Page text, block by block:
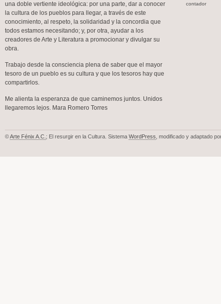
una doble vertiente ideológica: por una parte, dar a conocer
la cultura de los pueblos para llegar, a través de este
conocimiento, al respeto, la solidaridad y la concordia que
todos estamos necesitando; y, por otra, ayudar a los
creadores de Arte y Literatura a promocionar y divulgar su
obra.
Trabajo desde la consciencia plena de saber que el mayor
tesoro de un pueblo es su cultura y que los tesoros hay que
compartirlos.
Me alienta la esperanza de que caminemos juntos. Unidos
llegaremos lejos. Mara Romero Torres
contador
©Arte Fénix A.C. ; El resurgir en la Cultura. Sistema WordPress , modificado y adaptado